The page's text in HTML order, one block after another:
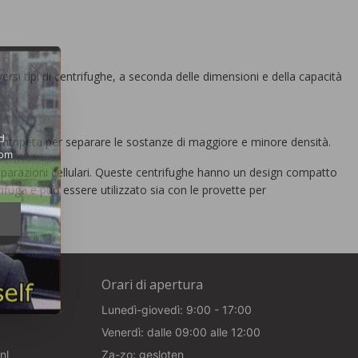
tipi di centrifughe, a seconda delle dimensioni e della capacità
per separare le sostanze di maggiore e minore densità.
cellulari. Queste centrifughe hanno un design compatto
e può essere utilizzato sia con le provette per
Orari di apertura
Lunedì-giovedì: 9:00 - 17:00
Venerdì: dalle 09:00 alle 12:00
Za-zo: gesloten